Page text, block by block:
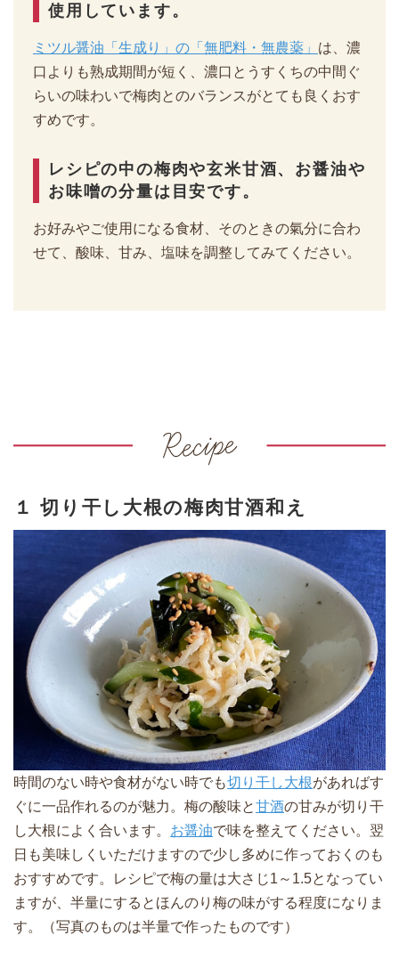
使用しています。
ミツル醤油「生成り」の「無肥料・無農薬」 は、濃
口よりも熟成期間が短く、濃口とうすくちの中間ぐ
らいの味わいで梅肉とのバランスがとても良くおす
すめです。
レシピの中の梅肉や玄米甘酒、お醤油や
お味噌の分量は目安です。
お好みやご使用になる食材、そのときの氣分に合わ
せて、酸味、甘み、塩味を調整してみてください。
１ 切り干し大根の梅肉甘酒和え
時間のない時や食材がない時でも切り干し大根があればす
ぐに一品作れるのが魅力。梅の酸味と甘酒の甘みが切り干
し大根によく合います。 お醤油で味を整えてください。翌
日も美味しくいただけますので少し多めに作っておくのも
おすすめです。レシピで梅の量は大さじ1～1.5となってい
ますが、半量にするとほんのり梅の味がする程度になりま
す。（写真のものは半量で作ったものです）